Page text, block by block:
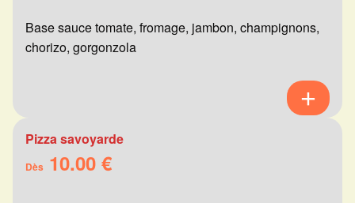
Base sauce tomate, fromage, jambon, champignons,
chorizo, gorgonzola
Pizza savoyarde
Dès 10.00 €